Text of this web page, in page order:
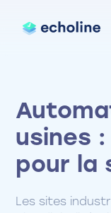
usines
pour la
Les sites